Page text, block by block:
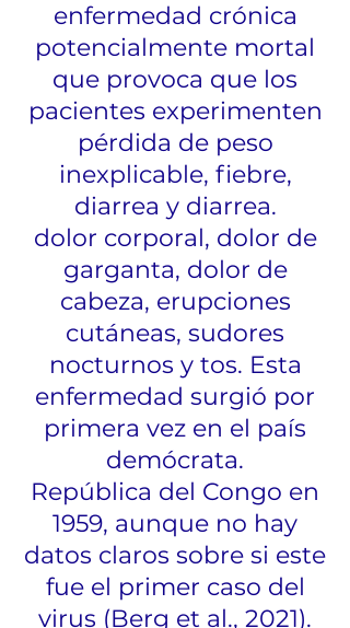
enfermedad crónica
potencialmente mortal
que provoca que los
pacientes experimenten
pérdida de peso
inexplicable, fiebre,
diarrea y diarrea.
dolor corporal, dolor de
garganta, dolor de
cabeza, erupciones
cutáneas, sudores
nocturnos y tos. Esta
enfermedad surgió por
primera vez en el país
demócrata.
República del Congo en
1959, aunque no hay
datos claros sobre si este
fue el primer caso del
virus (Berg et al., 2021).